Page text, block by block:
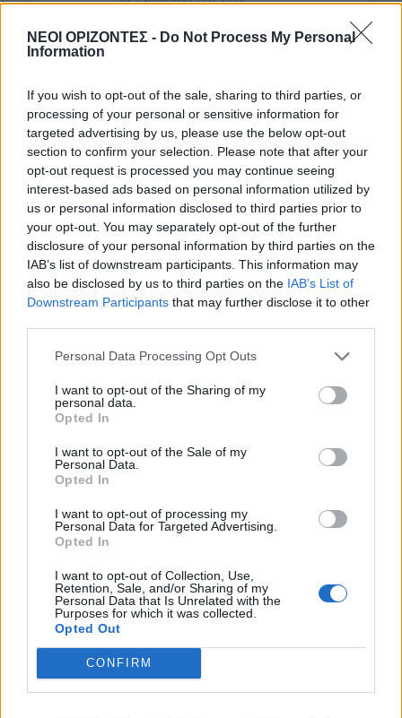
ΝΕΟΙ ΟΡΙΖΟΝΤΕΣ - Do Not Process My Personal
Information
If you wish to opt-out of the sale, sharing to third parties, or
processing of your personal or sensitive information for
targeted advertising by us, please use the below opt-out
section to confirm your selection. Please note that after your
opt-out request is processed you may continue seeing
interest-based ads based on personal information utilized by
us or personal information disclosed to third parties prior to
your opt-out. You may separately opt-out of the further
disclosure of your personal information by third parties on the
IAB’s list of downstream participants. This information may
also be disclosed by us to third parties on the IAB’s List of
Downstream Participants that may further disclose it to other
Personal Data Processing Opt Outs
I want to opt-out of the Sharing of my
personal data.
Opted In
I want to opt-out of the Sale of my
Personal Data.
Opted In
I want to opt-out of processing my
Personal Data for Targeted Advertising.
Opted In
I want to opt-out of Collection, Use,
Retention, Sale, and/or Sharing of my
Personal Data that Is Unrelated with the
Purposes for which it was collected.
Opted Out
CONFIRM
ΓΕΎΣΗ - ΨΥΧΑΓΩΓΊΑ • ΝΟΜΌΣ ΧΑΝΊΩΝ
7 Αυγούστου 2026 12:02
Δημοφιλή αυτή την εβδομάδα